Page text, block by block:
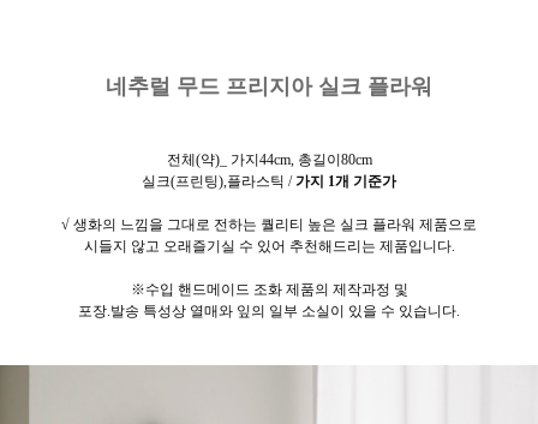
네추럴 무드 프리지아 실크 플라워
전체(약)_ 가지44cm, 총길이80cm
실크(프린팅),플라스틱 /가지 1개 기준가
√ 생화의 느낌을 그대로 전하는 퀄리티 높은 실크 플라워 제품으로
시들지 않고 오래즐기실 수 있어 추천해드리는 제품입니다.
※수입 핸드메이드 조화 제품의 제작과정 및
포장.발송 특성상 열매와 잎의 일부 소실이 있을 수 있습니다.